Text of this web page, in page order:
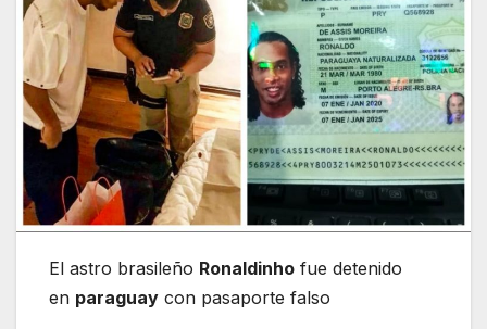
El astro brasileño Ronaldinho fue detenido
en paraguay con pasaporte falso